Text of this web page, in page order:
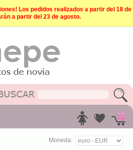
Los pedidos realizados a partir del 18 de
a partir del 23 de agosto.
Moneda: